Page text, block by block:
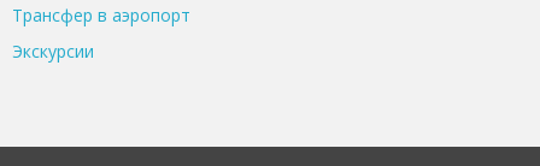
Трансфер в аэропорт
Экскурсии